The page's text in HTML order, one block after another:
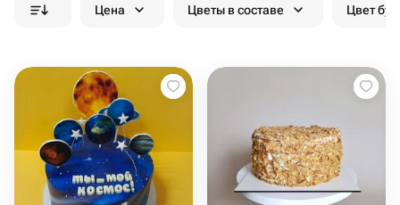
Цена Цветы в составе Цвет